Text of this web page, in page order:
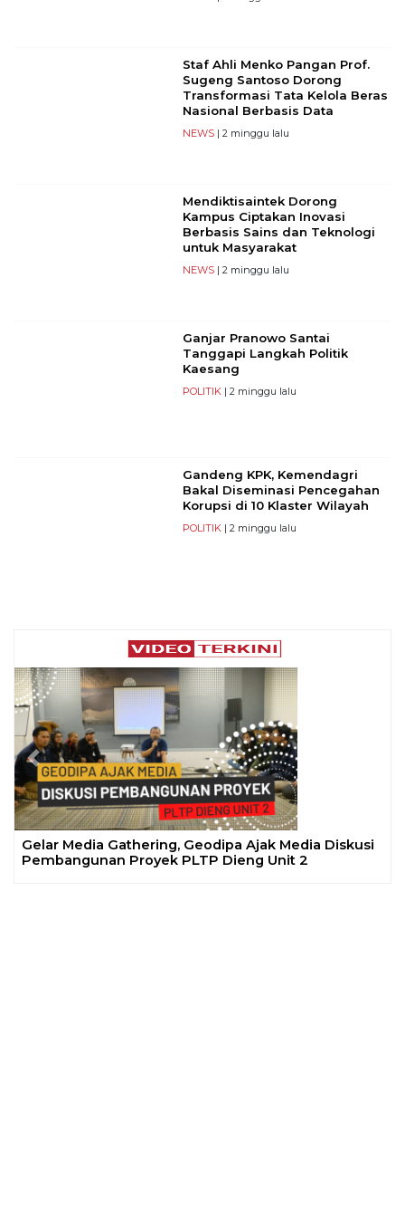
Staf Ahli Menko Pangan Prof.
Sugeng Santoso Dorong
Transformasi Tata Kelola Beras
Nasional Berbasis Data
NEWS| 2 minggu lalu
Mendiktisaintek Dorong
Kampus Ciptakan Inovasi
Berbasis Sains dan Teknologi
untuk Masyarakat
NEWS| 2 minggu lalu
Ganjar Pranowo Santai
Tanggapi Langkah Politik
Kaesang
POLITIK| 2 minggu lalu
Gandeng KPK, Kemendagri
Bakal Diseminasi Pencegahan
Korupsi di 10 Klaster Wilayah
POLITIK| 2 minggu lalu
Gelar Media Gathering, Geodipa Ajak Media Diskusi
Pembangunan Proyek PLTP Dieng Unit 2
Previous